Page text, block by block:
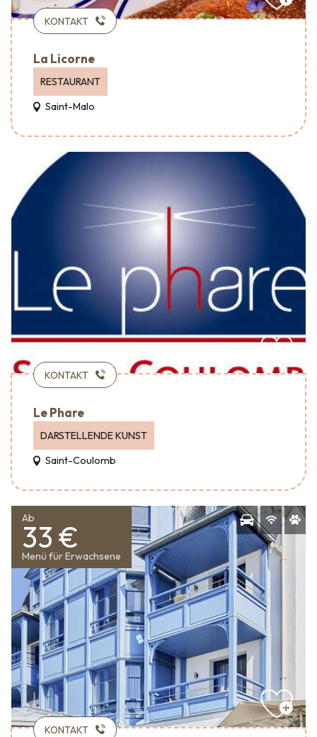
KONTAKT
La Licorne
RESTAURANT
Saint-Malo
KONTAKT
Le Phare
DARSTELLENDE KUNST
Saint-Coulomb
Ab
33 €
Menü für Erwachsene
KONTAKT